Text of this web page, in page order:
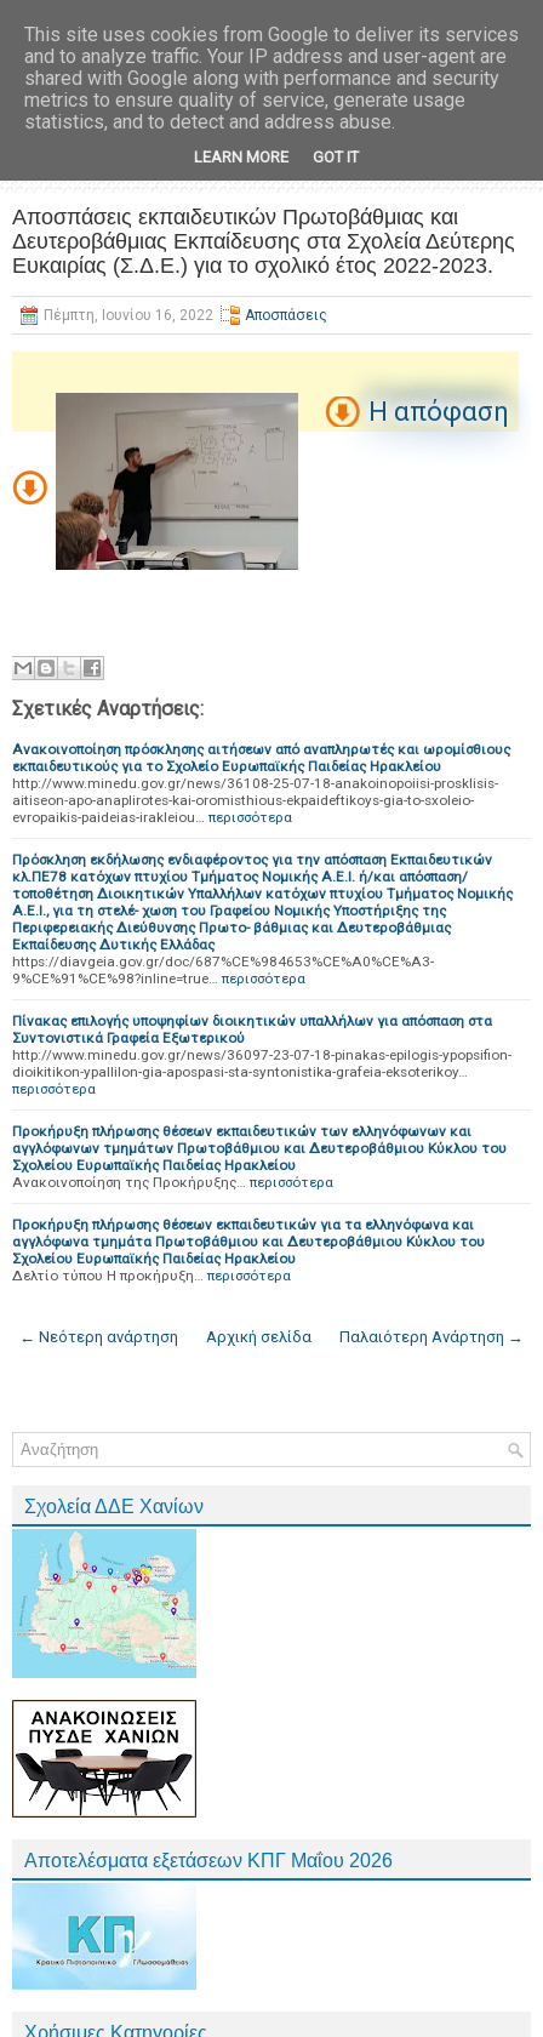
Αποσπάσεις εκπαιδευτικών Πρωτοβάθμιας και
Δευτεροβάθμιας Εκπαίδευσης στα Σχολεία Δεύτερης
Ευκαιρίας (Σ.Δ.Ε.) για το σχολικό έτος 2022-2023.
Πέμπτη, Ιουνίου 16, 2022 Αποσπάσεις
Η απόφαση
Σχετικές Αναρτήσεις:
Ανακοινοποίηση πρόσκλησης αιτήσεων από αναπληρωτές και ωρομίσθιους
εκπαιδευτικούς για το Σχολείο Ευρωπαϊκής Παιδείας Ηρακλείου
http://www.minedu.gov.gr/news/36108-25-07-18-anakoinopoiisi-prosklisis-
aitiseon-apo-anaplirotes-kai-oromisthious-ekpaideftikoys-gia-to-sxoleio-
evropaikis-paideias-irakleiou… περισσότερα
Πρόσκληση εκδήλωσης ενδιαφέροντος για την απόσπαση Εκπαιδευτικών
κλ.ΠΕ78 κατόχων πτυχίου Τμήματος Νομικής Α.Ε.Ι. ή/και απόσπαση/
τοποθέτηση Διοικητικών Υπαλλήλων κατόχων πτυχίου Τμήματος Νομικής
Α.Ε.Ι., για τη στελέ- χωση του Γραφείου Νομικής Υποστήριξης της
Περιφερειακής Διεύθυνσης Πρωτο- βάθμιας και Δευτεροβάθμιας
Εκπαίδευσης Δυτικής Ελλάδας
https://diavgeia.gov.gr/doc/687%CE%984653%CE%A0%CE%A3-
9%CE%91%CE%98?inline=true… περισσότερα
Πίνακας επιλογής υποψηφίων διοικητικών υπαλλήλων για απόσπαση στα
Συντονιστικά Γραφεία Εξωτερικού
http://www.minedu.gov.gr/news/36097-23-07-18-pinakas-epilogis-ypopsifion-
dioikitikon-ypallilon-gia-apospasi-sta-syntonistika-grafeia-eksoterikoy…
περισσότερα
Προκήρυξη πλήρωσης θέσεων εκπαιδευτικών των ελληνόφωνων και
αγγλόφωνων τμημάτων Πρωτοβάθμιου και Δευτεροβάθμιου Κύκλου του
Σχολείου Ευρωπαϊκής Παιδείας Ηρακλείου
Ανακοινοποίηση της Προκήρυξης… περισσότερα
Προκήρυξη πλήρωσης θέσεων εκπαιδευτικών για τα ελληνόφωνα και
αγγλόφωνα τμημάτα Πρωτοβάθμιου και Δευτεροβάθμιου Κύκλου του
Σχολείου Ευρωπαϊκής Παιδείας Ηρακλείου
Δελτίο τύπου Η προκήρυξη… περισσότερα
← Νεότερη ανάρτηση Παλαιότερη Ανάρτηση →
Αρχική σελίδα
Σχολεία ΔΔΕ Χανίων
Αποτελέσματα εξετάσεων ΚΠΓ Μαΐου 2026
Χρήσιμες Κατηγορίες
This site uses cookies from Google to deliver its services
and to analyze traffic. Your IP address and user-agent are
shared with Google along with performance and security
metrics to ensure quality of service, generate usage
statistics, and to detect and address abuse.
LEARN MORE GOT IT